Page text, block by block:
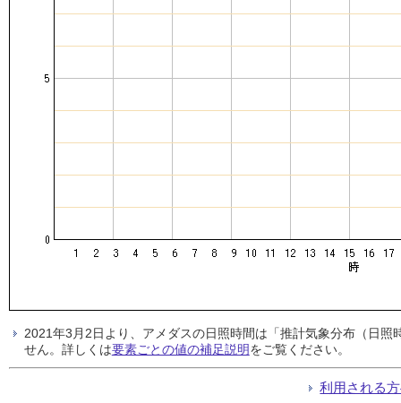
2021年3月2日より、アメダスの日照時間は「推計気象分布（日
せん。詳しくは要素ごとの値の補足説明をご覧ください。
利用される